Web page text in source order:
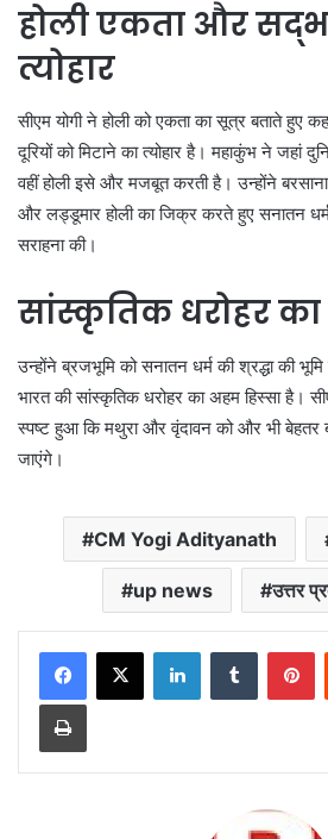
होली एकता और
त्योहार
सीएम योगी ने होली को एकता का सूत्र बताते हुए
दूरियों को मिटाने का त्योहार है। महाकुंभ ने जहां
वहीं होली इसे और मजबूत करती है। उन्होंने बरसाना
और लड्डूमार होली का जिक्र करते हुए सनातन
सराहना की।
सांस्कृतिक धरोहर
उन्होंने ब्रजभूमि को सनातन धर्म की श्रद्धा की
भारत की सांस्कृतिक धरोहर का अहम हिस्सा है।
स्पष्ट हुआ कि मथुरा और वृंदावन को और भी बेहतर
जाएंगे।
CM Yogi Adityanath
up news उत्तर
LinkedInTumblr
Print